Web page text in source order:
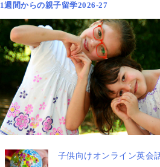
数日間のおけいこ留学、1週間
たビザが必要な長期留学まで、
対応いたします。
旅育のプロ「たびえもん」の日
お話を伺い、最適なプランをご
ぜひ、イギリス親子留学＆教師
1週間からの親子留学2026-27
子供向けオンライン英会